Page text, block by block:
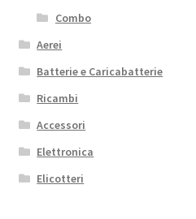
Combo
Aerei
Batterie e Caricabatterie
Ricambi
Accessori
Elettronica
Elicotteri